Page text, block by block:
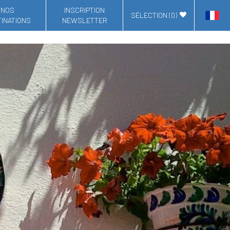
NOS
INSCRIPTION
NEWSLETTER
SÉLECTION (0)